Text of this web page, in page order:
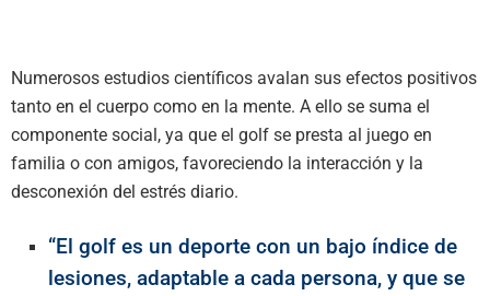
Numerosos estudios científicos avalan sus efectos positivos
tanto en el cuerpo como en la mente. A ello se suma el
componente social, ya que el golf se presta al juego en
familia o con amigos, favoreciendo la interacción y la
desconexión del estrés diario.
“El golf es un deporte con un bajo índice de
lesiones, adaptable a cada persona, y que se